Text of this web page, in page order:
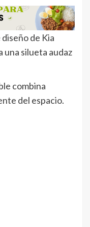
de Kia
una silueta audaz
combina
del espacio.